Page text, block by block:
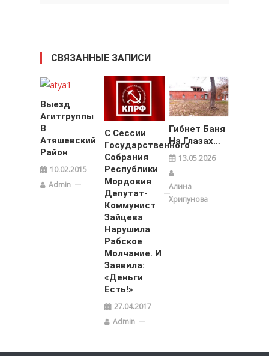
СВЯЗАННЫЕ ЗАПИСИ
Выезд
Агитгруппы
В
Атяшевский
Район
10.02.2015
Admin
С Сессии
Государственного
Собрания
Республики
Мордовия
Депутат-
Коммунист
Зайцева
Нарушила
Рабское
Молчание. И
Заявила:
«Деньги
Есть!»
27.04.2017
Admin
Гибнет Баня
На Глазах…
13.05.2026
Алина
Хрипунова